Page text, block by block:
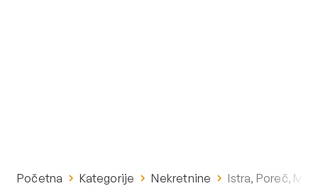
Početna Kategorije Nekretnine Istra, Poreč,